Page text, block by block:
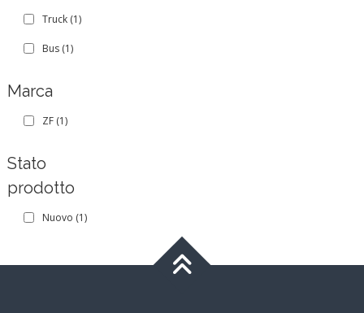
Truck (1)
Bus (1)
Marca
ZF (1)
Stato
prodotto
Nuovo (1)